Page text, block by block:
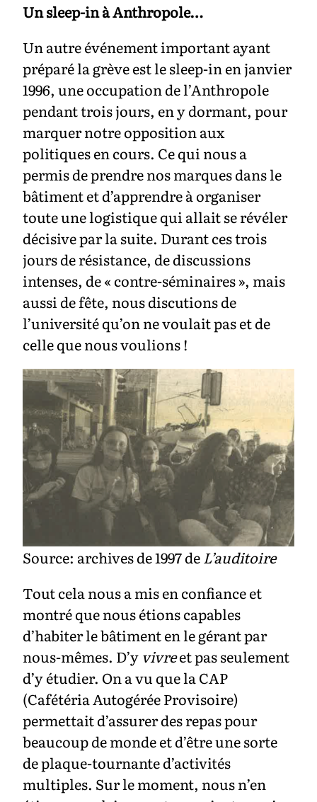
Un sleep-in à Anthropole…
Un autre événement important ayant
préparé la grève est le sleep-in en janvier
1996, une occupation de l’Anthropole
pendant trois jours, en y dormant, pour
marquer notre opposition aux
politiques en cours. Ce qui nous a
permis de prendre nos marques dans le
bâtiment et d’apprendre à organiser
toute une logistique qui allait se révéler
décisive par la suite. Durant ces trois
jours de résistance, de discussions
intenses, de « contre-séminaires », mais
aussi de fête, nous discutions de
l’université qu’on ne voulait pas et de
celle que nous voulions !
Source: archives de 1997 deL’auditoire
Tout cela nous a mis en confiance et
montré que nous étions capables
d’habiter le bâtiment en le gérant par
nous-mêmes. D’y vivreet pas seulement
d’y étudier. On a vu que la CAP
(Cafétéria Autogérée Provisoire)
permettait d’assurer des repas pour
beaucoup de monde et d’être une sorte
de plaque-tournante d’activités
multiples. Sur le moment, nous n’en